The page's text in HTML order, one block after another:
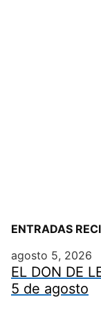
ENTRADAS
agosto 5, 2026
EL DON DE
5 de agosto